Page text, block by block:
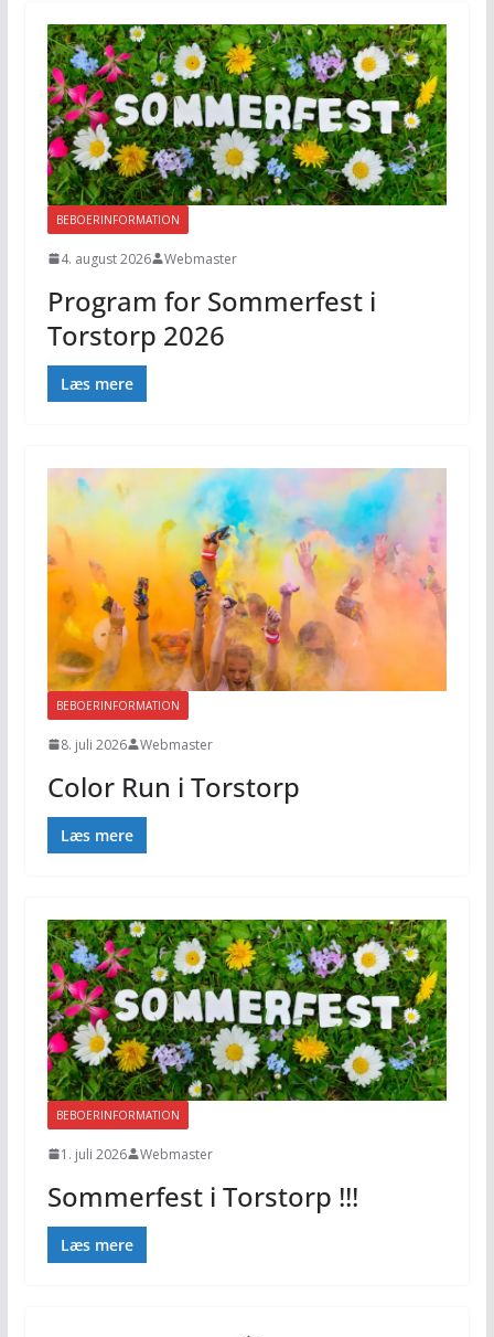
BEBOERINFORMATION
4. august 2026 Webmaster
Program for Sommerfest i
Torstorp 2026
Læs mere
BEBOERINFORMATION
8. juli 2026 Webmaster
Color Run i Torstorp
Læs mere
BEBOERINFORMATION
1. juli 2026 Webmaster
Sommerfest i Torstorp !!!
Læs mere